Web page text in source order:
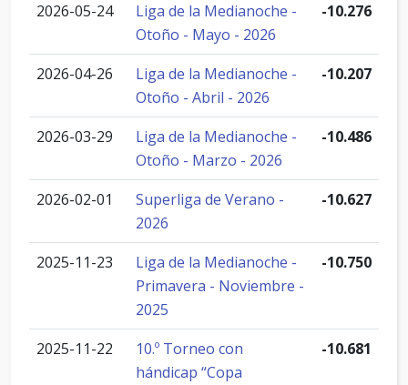
2026-05-24
Liga de la Medianoche -
Otoño - Mayo - 2026
-10.276
2026-04-26
Liga de la Medianoche -
Otoño - Abril - 2026
-10.207
2026-03-29
Liga de la Medianoche -
Otoño - Marzo - 2026
-10.486
2026-02-01
Superliga de Verano -
2026
-10.627
2025-11-23
Liga de la Medianoche -
Primavera - Noviembre -
2025
-10.750
2025-11-22
10.º Torneo con
hándicap “Copa
-10.681